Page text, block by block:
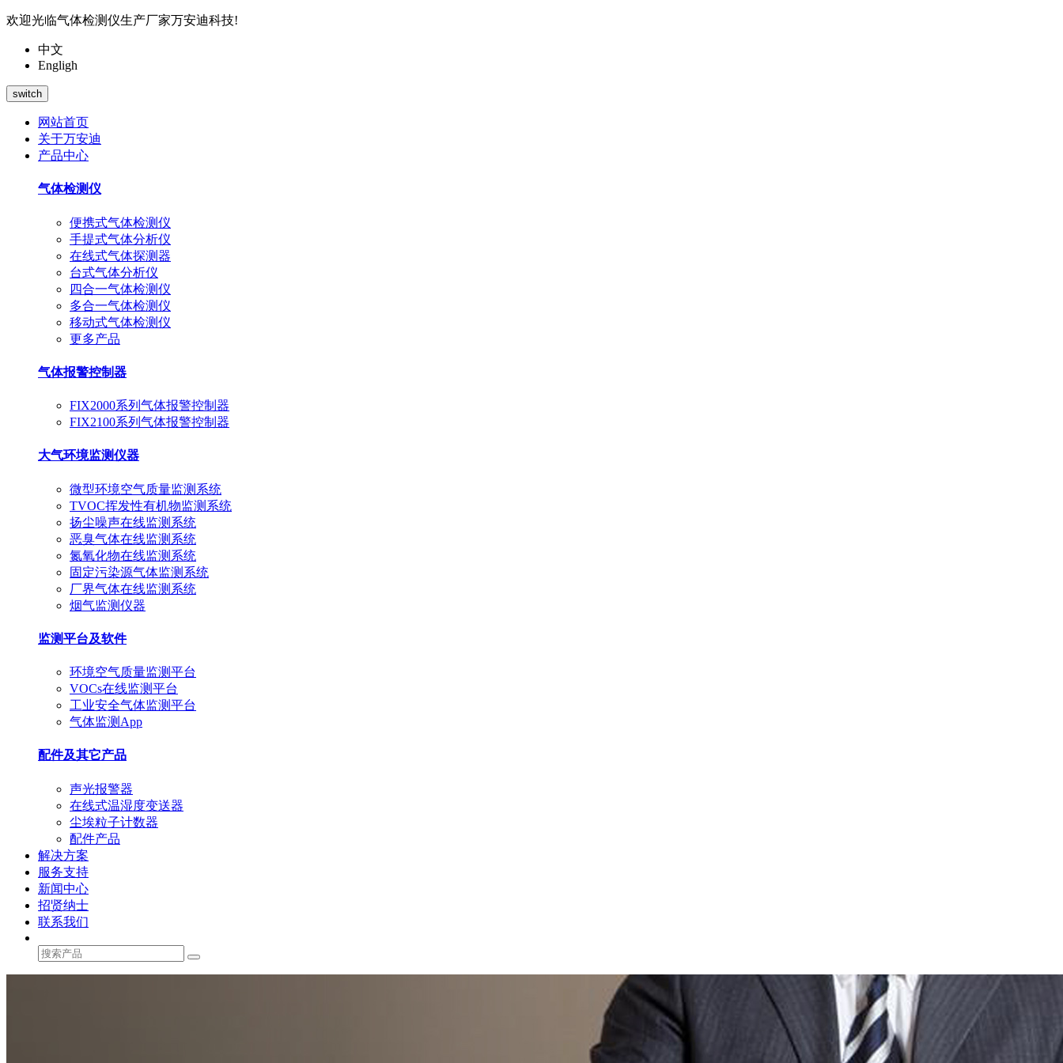
欢迎光临气体检测仪生产厂家万安迪科技!
中文
Engligh
switch
网站首页
关于万安迪
产品中心
气体检测仪
便携式气体检测仪
手提式气体分析仪
在线式气体探测器
台式气体分析仪
四合一气体检测仪
多合一气体检测仪
移动式气体检测仪
更多产品
气体报警控制器
FIX2000系列气体报警控制器
FIX2100系列气体报警控制器
大气环境监测仪器
微型环境空气质量监测系统
TVOC挥发性有机物监测系统
扬尘噪声在线监测系统
恶臭气体在线监测系统
氮氧化物在线监测系统
固定污染源气体监测系统
厂界气体在线监测系统
烟气监测仪器
监测平台及软件
环境空气质量监测平台
VOCs在线监测平台
工业安全气体监测平台
气体监测App
配件及其它产品
声光报警器
在线式温湿度变送器
尘埃粒子计数器
配件产品
解决方案
服务支持
新闻中心
招贤纳士
联系我们